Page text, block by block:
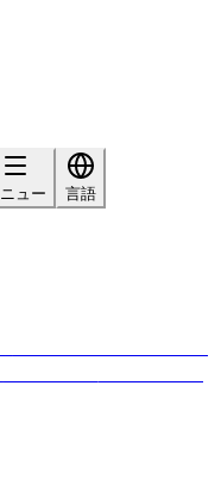
ュー
言語